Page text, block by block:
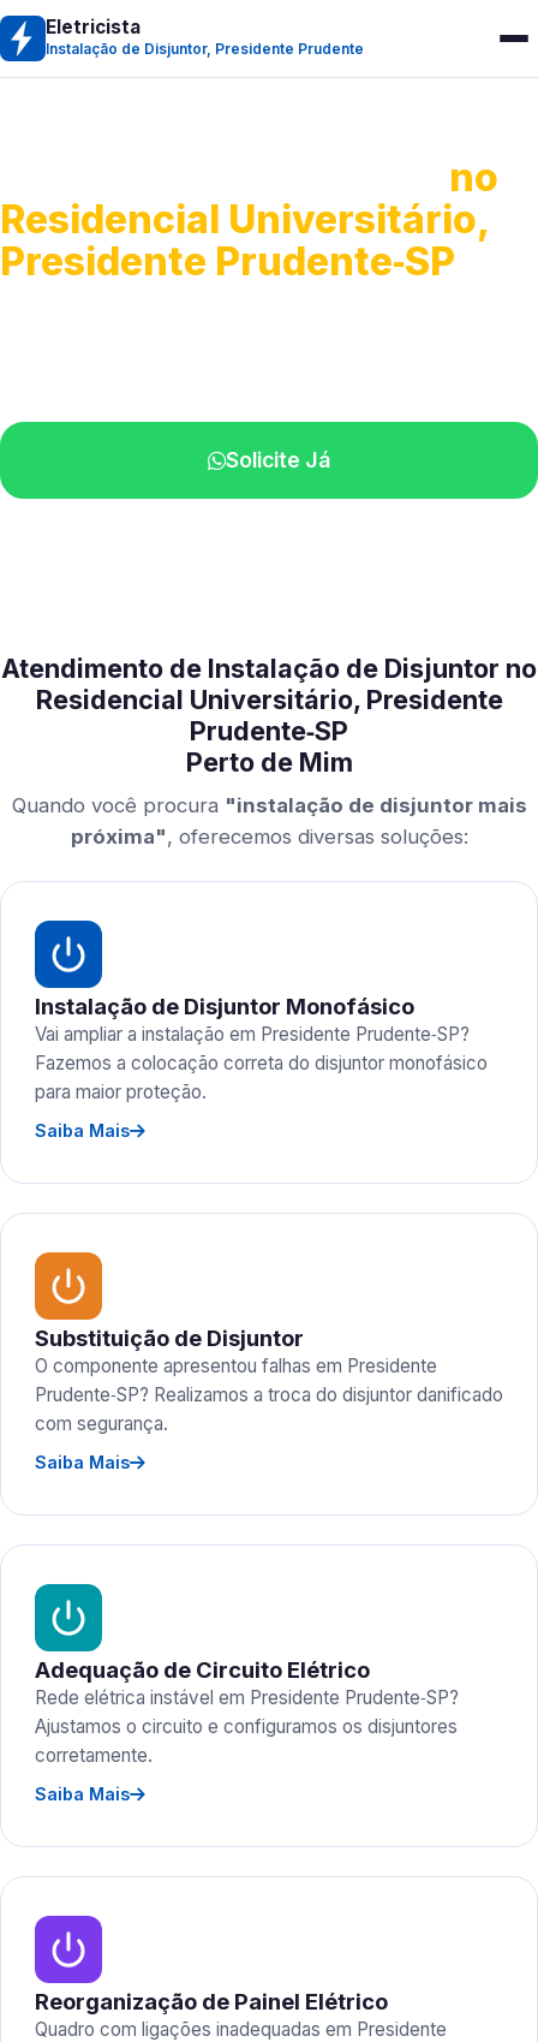
Eletricista
Instalação de Disjuntor, Presidente Prudente
no
Residencial Universitário,
Presidente Prudente‑SP
Solicite Já
Atendimento de Instalação de Disjuntor no
Residencial Universitário, Presidente
Prudente‑SP
Perto de Mim
Quando você procura "instalação de disjuntor mais
próxima", oferecemos diversas soluções:
Instalação de Disjuntor Monofásico
Vai ampliar a instalação em Presidente Prudente‑SP?
Fazemos a colocação correta do disjuntor monofásico
para maior proteção.
Saiba Mais
Substituição de Disjuntor
O componente apresentou falhas em Presidente
Prudente‑SP? Realizamos a troca do disjuntor danificado
com segurança.
Saiba Mais
Adequação de Circuito Elétrico
Rede elétrica instável em Presidente Prudente‑SP?
Ajustamos o circuito e configuramos os disjuntores
corretamente.
Saiba Mais
Reorganização de Painel Elétrico
Quadro com ligações inadequadas em Presidente